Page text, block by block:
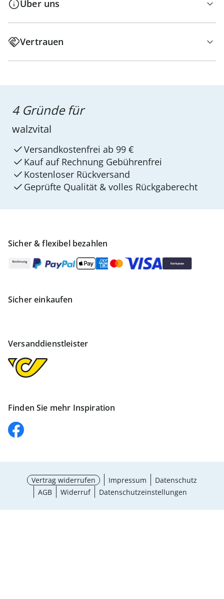
Über uns
Vertrauen
Sicher & flexibel bezahlen
Sicher einkaufen
Versanddienstleister
Finden Sie mehr Inspiration
4 Gründe für
walzvital
Versandkostenfrei ab 99 €
Kauf auf Rechnung Gebührenfrei
Kostenloser Rückversand
Geprüfte Qualität & volles Rückgaberecht
Vertrag widerrufen Impressum
Datenschutz
AGB
Widerruf Datenschutzeinstellungen